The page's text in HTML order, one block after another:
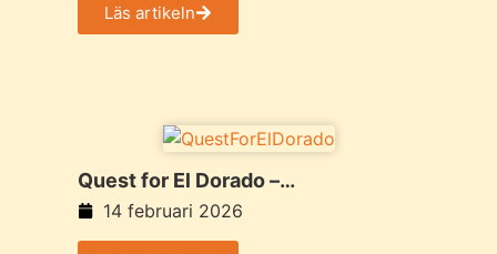
Läs artikeln
Quest for El Dorado –
Kapplöpningen genom djungelns
hemligheter
14 februari 2026